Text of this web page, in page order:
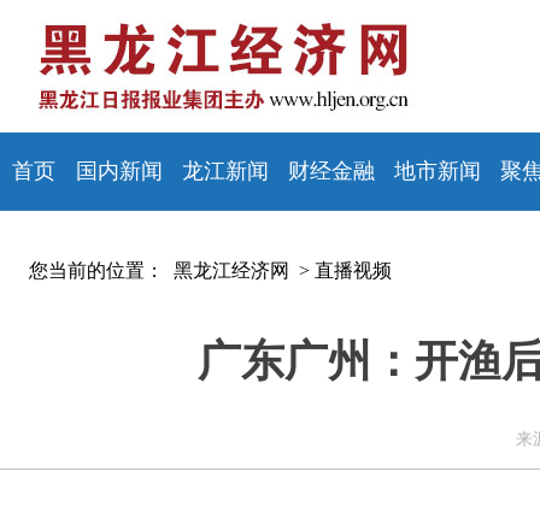
首页 国内新闻 龙江新闻 财经金融 地市新闻 聚
您当前的位置： 黑龙江经济网 > 直播视频
广东广州：开渔
来